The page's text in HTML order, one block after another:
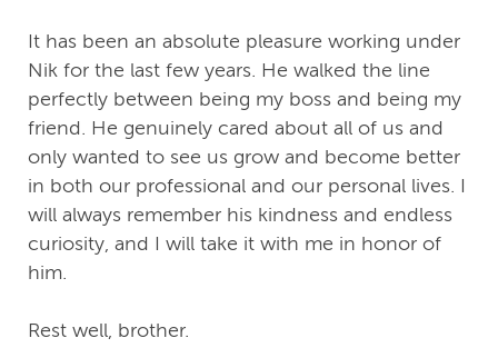
It has been an absolute pleasure working under
Nik for the last few years. He walked the line
perfectly between being my boss and being my
friend. He genuinely cared about all of us and
only wanted to see us grow and become better
in both our professional and our personal lives. I
will always remember his kindness and endless
curiosity, and I will take it with me in honor of
him.
Rest well, brother.